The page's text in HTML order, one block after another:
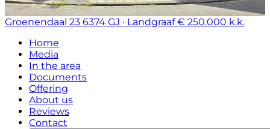
Groenendaal 23 6374 GJ · Landgraaf € 250.000 k.k.
Home
Media
In the area
Documents
Offering
About us
Reviews
Contact